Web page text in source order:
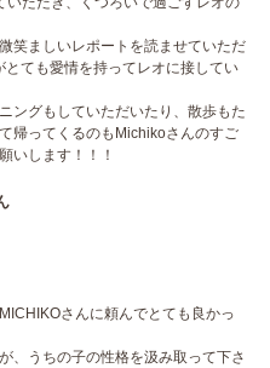
笑ましいレポートを読ませていただ
ても愛情を持ってレオに接してい
ングもしていただいたり、散歩もた
帰ってくるのもMichikoさんのすご
いします！！！
さんに頼んでとても良かっ
、うちの子の性格を汲み取って下さ